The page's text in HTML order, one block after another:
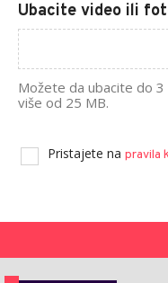
Ubacite video ili
Možete da ubacite do
više od 25 MB.
Pristajete na pravila